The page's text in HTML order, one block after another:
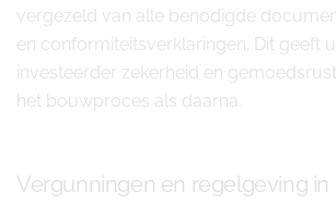
vergezeld van alle benodigde
en conformiteitsverklaringen. Dit geeft
investeerder zekerheid en
het bouwproces als daarna.
Vergunningen en regelgeving in